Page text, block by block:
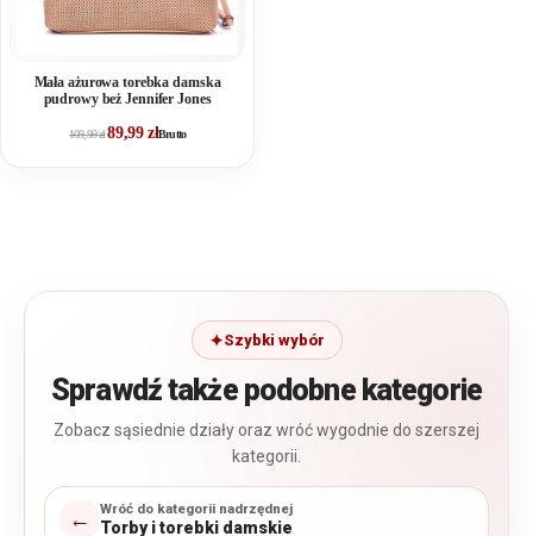
Mała ażurowa torebka damska
pudrowy beż Jennifer Jones
109,99zł89,99 złBrutto
Szybki wybór
Sprawdź także podobne kategorie
Zobacz sąsiednie działy oraz wróć wygodnie do szerszej
kategorii.
← Wróć do kategorii nadrzędnej
Torby i torebki damskie